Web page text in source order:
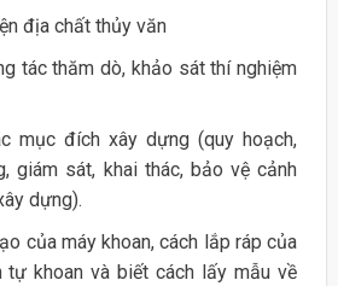
địa chất thủy văn
tác thăm dò, khảo sát thí nghiệm
mục đích xây dựng (quy hoạch,
giám sát, khai thác, bảo vệ cảnh
dựng).
của máy khoan, cách lắp ráp của
tự khoan và biết cách lấy mẫu về